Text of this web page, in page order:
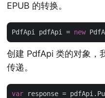
EPUB 的转换。
PdfApi pdfApi = new
创建 PdfApi 类的对象，
传递。
var response =